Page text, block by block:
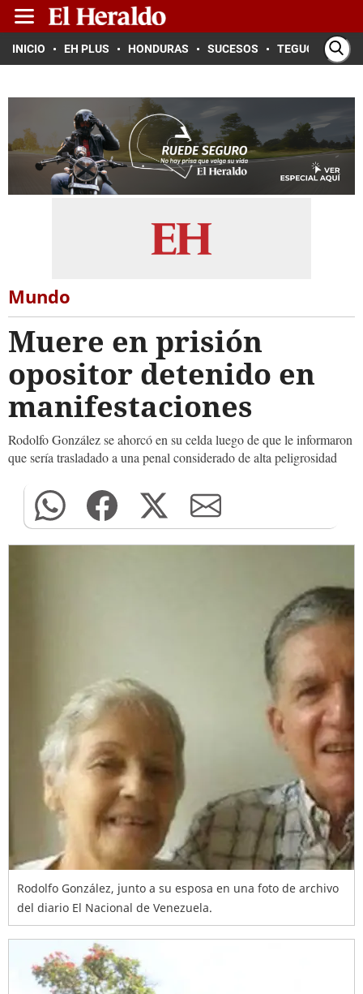
INICIO EH PLUS HONDURAS SUCESOS TEGUCIGALPA
Mundo
Muere en prisión
opositor detenido en
manifestaciones
Rodolfo González se ahorcó en su celda luego de que le informaron
que sería trasladado a una penal considerado de alta peligrosidad
Rodolfo González, junto a su esposa en una foto de archivo
del diario El Nacional de Venezuela.